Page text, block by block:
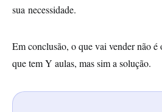
sua necessidade.
Em conclusão, o que vai vender não
que tem Y aulas, mas sim a solução.